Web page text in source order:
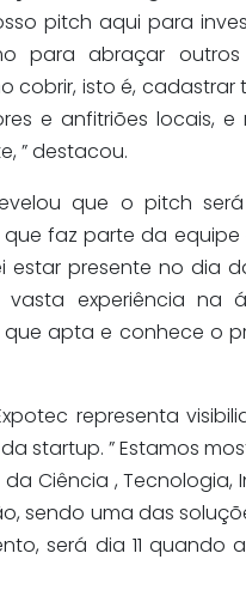
pitch aqui para
para abraçar
cobrir, isto é,
e anfitriões locais,
” destacou.
que o pitch
faz parte da
estar presente no dia
vasta experiência
que apta e conhece o
representa
startup. ” Estamos
Ciência , Tecnologia,
sendo uma das
será dia 11 quando